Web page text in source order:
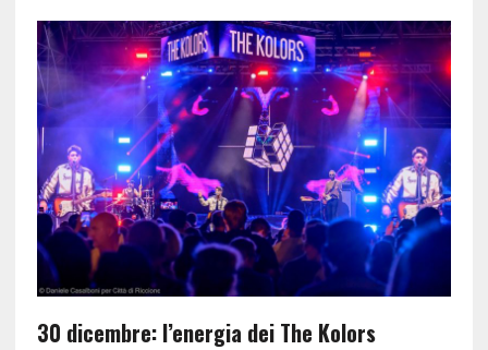
30 dicembre: l’energia dei The Kolors